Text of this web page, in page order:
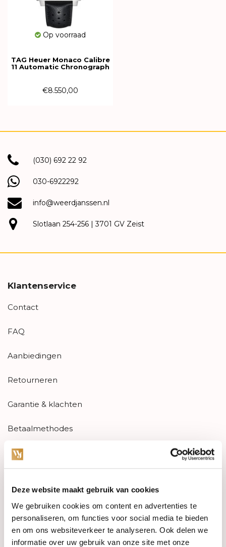
Deze website maakt gebruik van cookies
We gebruiken cookies om content en advertenties te
personaliseren, om functies voor social media te bieden
en om ons websiteverkeer te analyseren. Ook delen we
informatie over uw gebruik van onze site met onze
Op voorraad
TAG Heuer Monaco Calibre
11 Automatic Chronograph
€8.550,00
(030) 692 22 92
030-6922292
info@weerdjanssen.nl
Slotlaan 254-256 | 3701 GV Zeist
Klantenservice
Contact
FAQ
Aanbiedingen
Retourneren
Garantie & klachten
Betaalmethodes
Sitemap
Categorieën
Horloges
Juwelen